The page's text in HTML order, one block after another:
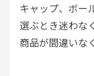
キャップ、ボー
選ぶとき迷わな
商品が間違いな